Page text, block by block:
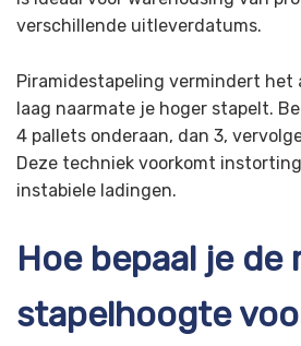
verschillende uitleverdatums.
Piramidestapeling vermindert het
laag naarmate je hoger stapelt.
4 pallets onderaan, dan 3,
Deze techniek voorkomt
instabiele ladingen.
Hoe bepaal je de
stapelhoogte